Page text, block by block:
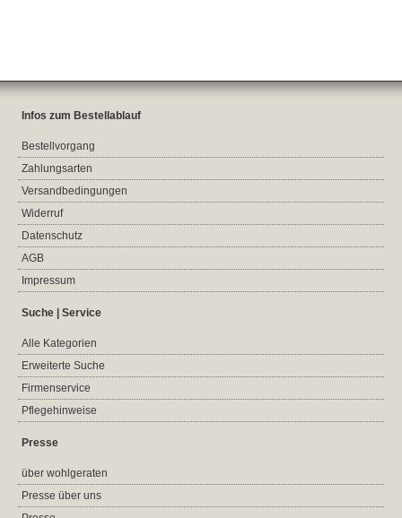
Infos zum Bestellablauf
Bestellvorgang
Zahlungsarten
Versandbedingungen
Widerruf
Datenschutz
AGB
Impressum
Suche | Service
Alle Kategorien
Erweiterte Suche
Firmenservice
Pflegehinweise
Presse
über wohlgeraten
Presse über uns